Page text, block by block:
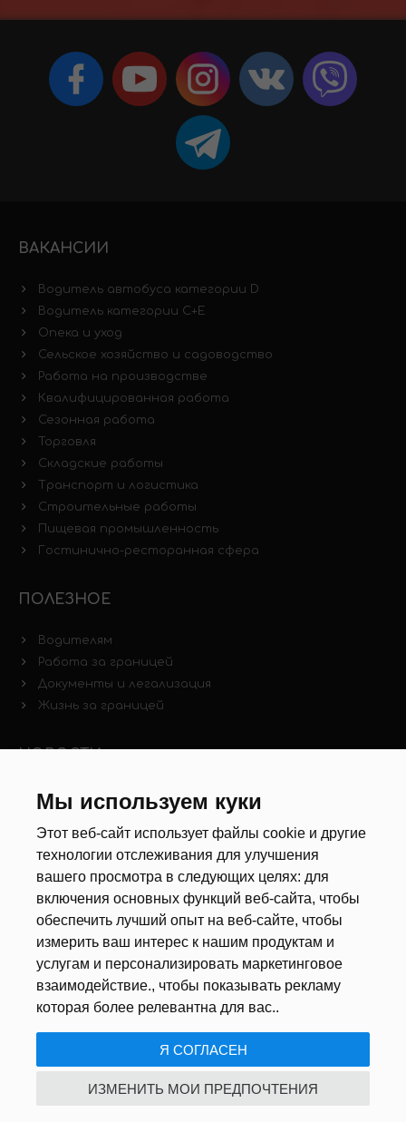
Мы используем куки
Этот веб-сайт использует файлы cookie и другие
технологии отслеживания для улучшения
вашего просмотра в следующих целях: для
включения основных функций веб-сайта, чтобы
обеспечить лучший опыт на веб-сайте, чтобы
измерить ваш интерес к нашим продуктам и
услугам и персонализировать маркетинговое
взаимодействие., чтобы показывать рекламу
которая более релевантна для вас..
Я СОГЛАСЕН
ИЗМЕНИТЬ МОИ ПРЕДПОЧТЕНИЯ
ВАКАНСИИ
Водитель автобуса категории D
Водитель категории C+E
Опека и уход
Сельское хозяйство и садоводство
Работа на производстве
Квалифицированная работа
Сезонная работа
Торговля
Складские работы
Транспорт и логистика
Строительные работы
Пищевая промышленность
Гостинично-ресторанная сфера
ПОЛЕЗНОЕ
Водителям
Работа за границей
Документы и легализация
Жизнь за границей
НОВОСТИ
Новости рынка труда
Анкета
Калькулятор дат
Документы
ПОЛИТИКА КОНФИДЕНЦИАЛЬНОСТИ/USTAWIENIA COOKIE